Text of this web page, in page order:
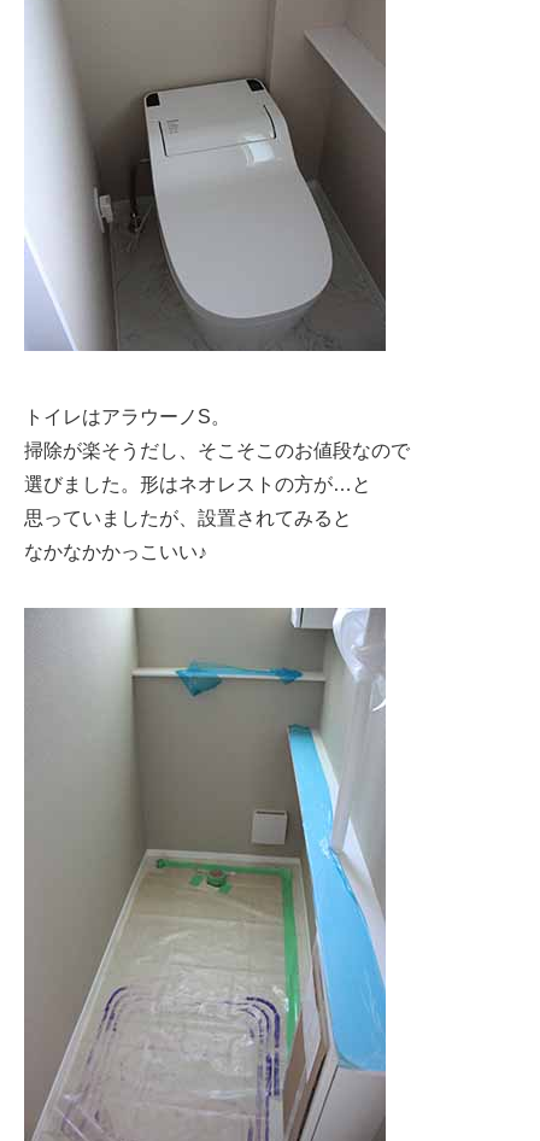
トイレはアラウーノS。
掃除が楽そうだし、そこそこのお値段なので
選びました。形はネオレストの方が…と
思っていましたが、設置されてみると
なかなかかっこいい♪